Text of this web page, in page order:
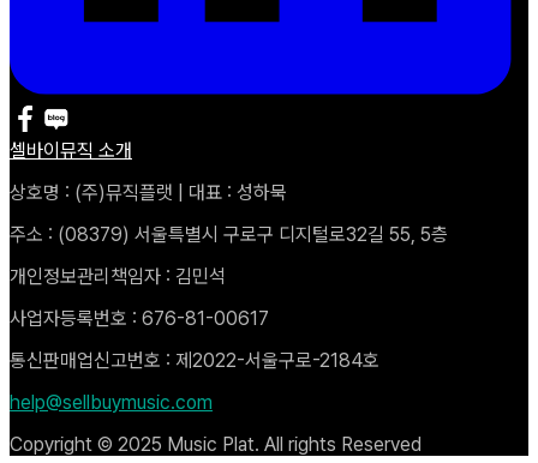
셀바이뮤직 소개
상호명 : (주)뮤직플랫 | 대표 : 성하묵
주소 : (08379) 서울특별시 구로구 디지털로32길 55, 5층
개인정보관리책임자 : 김민석
사업자등록번호 : 676-81-00617
통신판매업신고번호 : 제2022-서울구로-2184호
help@sellbuymusic.com
Copyright © 2025 Music Plat. All rights Reserved